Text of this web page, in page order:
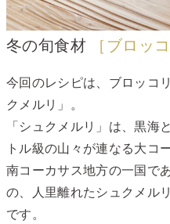
冬の旬食材 ［ブロッ
今回のレシピは、ブロッコ
クメルリ」。
「シュクメルリ」は、黒
トル級の山々が連なる大コ
南コーカサス地方の一国で
の、人里離れたシュクメル
です。